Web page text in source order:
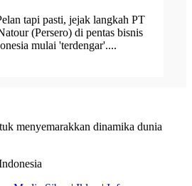
tapi pasti, jejak langkah PT
(Persero) di pentas bisnis
mulai 'terdengar'....
menyemarakkan dinamika dunia